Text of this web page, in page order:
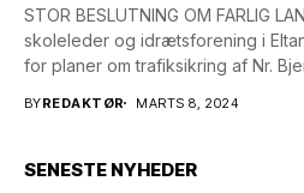
STOR BESLUTNING OM FARLIG
skoleleder og idrætsforening i
for planer om trafiksikring af Nr.
BYREDAKTØR MARTS 8, 2024
SENESTE NYHEDER